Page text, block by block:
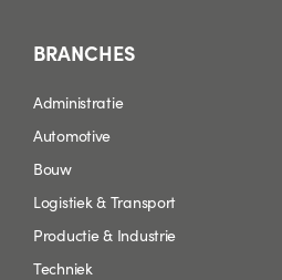
BRANCHES
Administratie
Automotive
Bouw
Logistiek & Transport
Productie & Industrie
Techniek